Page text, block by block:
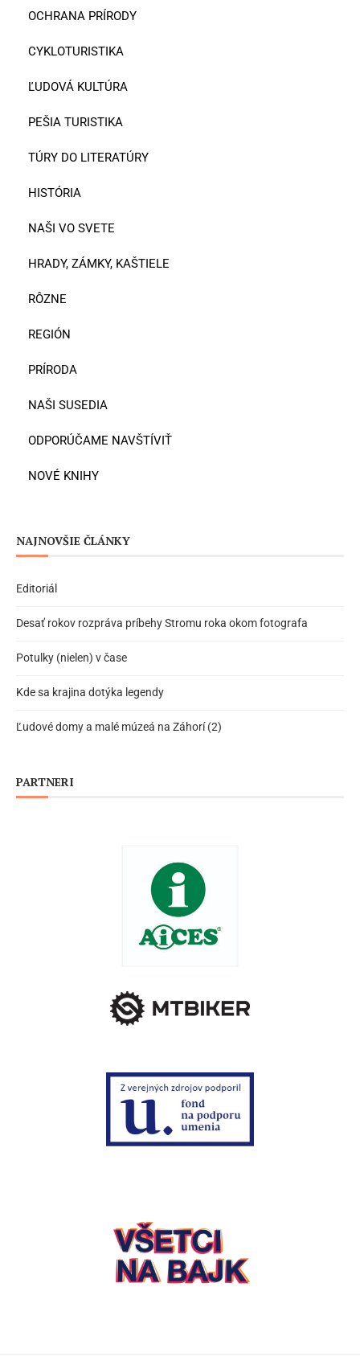
OCHRANA PRÍRODY
CYKLOTURISTIKA
ĽUDOVÁ KULTÚRA
PEŠIA TURISTIKA
TÚRY DO LITERATÚRY
HISTÓRIA
NAŠI VO SVETE
HRADY, ZÁMKY, KAŠTIELE
RÔZNE
REGIÓN
PRÍRODA
NAŠI SUSEDIA
ODPORÚČAME NAVŠTÍVIŤ
NOVÉ KNIHY
NAJNOVŠIE ČLÁNKY
Editoriál
Desať rokov rozpráva príbehy Stromu roka okom fotografa
Potulky (nielen) v čase
Kde sa krajina dotýka legendy
Ľudové domy a malé múzeá na Záhorí (2)
PARTNERI